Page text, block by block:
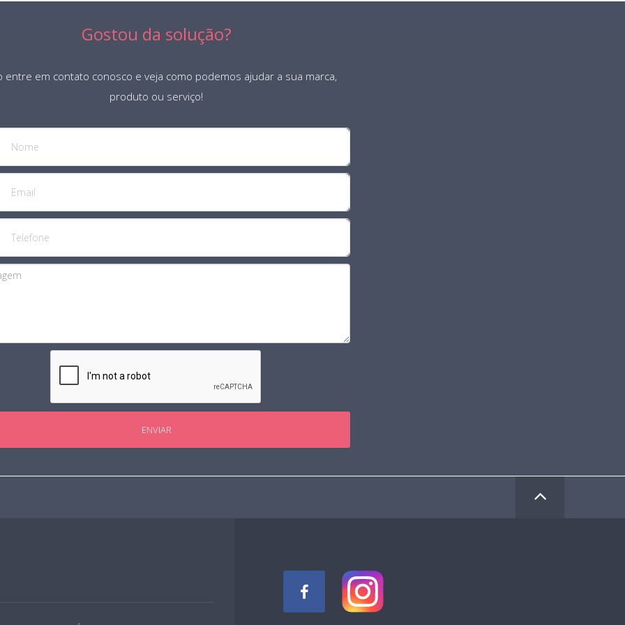
Gostou da solução?
entre em contato conosco e veja como podemos ajudar a sua marca,
produto ou serviço!
ENVIAR